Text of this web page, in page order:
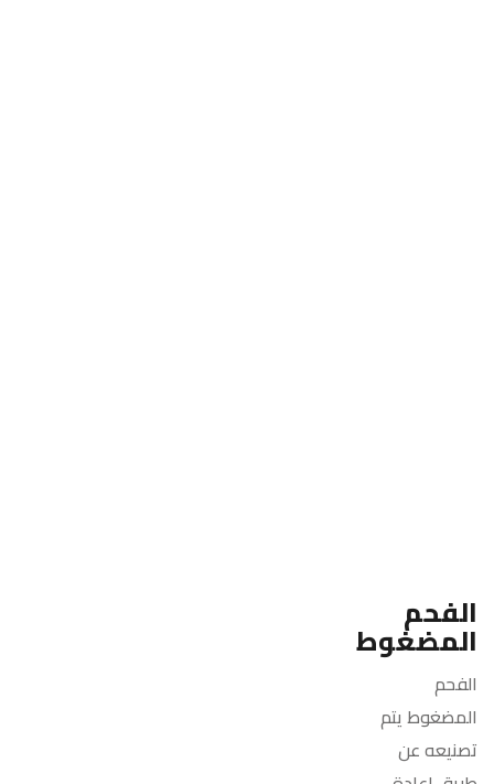
الفحم
المضغوط
الفحم
المضغوط يتم
تصنيعه عن